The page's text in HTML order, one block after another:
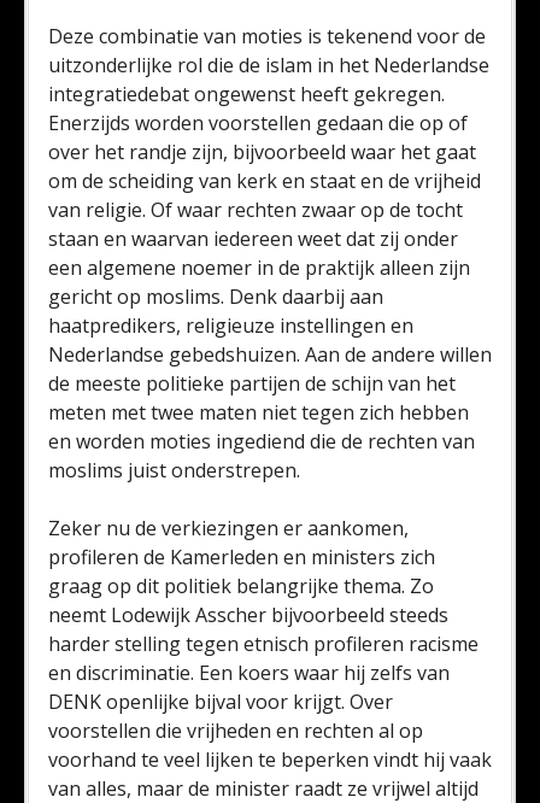
Deze combinatie van moties is tekenend voor de
uitzonderlijke rol die de islam in het Nederlandse
integratiedebat ongewenst heeft gekregen.
Enerzijds worden voorstellen gedaan die op of
over het randje zijn, bijvoorbeeld waar het gaat
om de scheiding van kerk en staat en de vrijheid
van religie. Of waar rechten zwaar op de tocht
staan en waarvan iedereen weet dat zij onder
een algemene noemer in de praktijk alleen zijn
gericht op moslims. Denk daarbij aan
haatpredikers, religieuze instellingen en
Nederlandse gebedshuizen. Aan de andere willen
de meeste politieke partijen de schijn van het
meten met twee maten niet tegen zich hebben
en worden moties ingediend die de rechten van
moslims juist onderstrepen.
Zeker nu de verkiezingen er aankomen,
profileren de Kamerleden en ministers zich
graag op dit politiek belangrijke thema. Zo
neemt Lodewijk Asscher bijvoorbeeld steeds
harder stelling tegen etnisch profileren racisme
en discriminatie. Een koers waar hij zelfs van
DENK openlijke bijval voor krijgt. Over
voorstellen die vrijheden en rechten al op
voorhand te veel lijken te beperken vindt hij vaak
van alles, maar de minister raadt ze vrijwel altijd